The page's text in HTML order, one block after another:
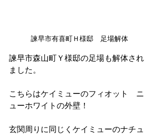
諫早市有喜町Ｈ様邸　足場解体
諫早市森山町Ｙ様邸の足場も解体され
ました。
こちらはケイミューのフィオット　ニ
ューホワイトの外壁！
玄関周りに同じくケイミューのナチュ